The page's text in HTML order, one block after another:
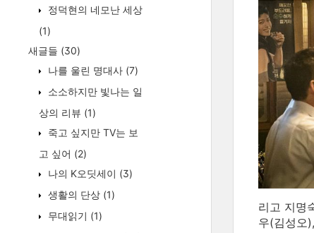
정덕현의 네모난 세상
(1)
새글들 (30)
나를 울린 명대사 (7)
소소하지만 빛나는 일
상의 리뷰 (1)
죽고 싶지만 TV는 보
고 싶어 (2)
나의 K오딧세이 (3)
생활의 단상 (1)
무대읽기 (1)
리고 지명
우(김성오